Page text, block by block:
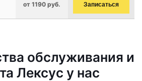
от 1190 руб. Записаться
обслуживания и
Лексус у нас